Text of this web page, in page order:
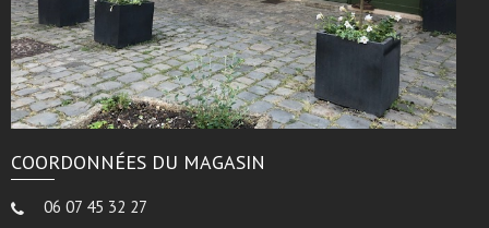
COORDONNÉES DU MAGASIN
06 07 45 32 27